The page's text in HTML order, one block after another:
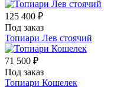
125 400 ₽
Под заказ
Топиари Лев стоячий
71 500 ₽
Под заказ
Топиари Кошелек